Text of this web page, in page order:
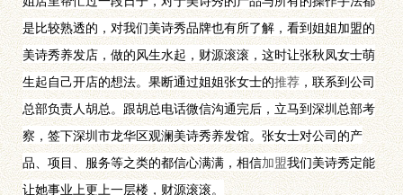
是比较熟透的，对我们美诗秀品牌也有所了解，看到姐姐加盟的
美诗秀养发店，做的风生水起，财源滚滚，这时让张秋凤女士萌
生起自己开店的想法。果断通过姐姐张女士的推荐 ，联系到公司
总部负责人胡总。跟胡总电话微信沟通完后，立马到深圳总部考
察，签下深圳市龙华区观澜美诗秀养发馆。张女士对公司的产
品、项目、服务等之类的都信心满满，相信加盟我们美诗秀定能
让她事业上更上一层楼，财源滚滚。